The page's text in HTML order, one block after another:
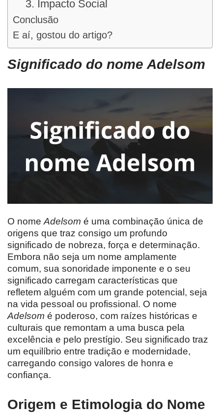
3. Impacto Social
Conclusão
E aí, gostou do artigo?
Significado do nome Adelsom
O nome Adelsom é uma combinação única de
origens que traz consigo um profundo
significado de nobreza, força e determinação.
Embora não seja um nome amplamente
comum, sua sonoridade imponente e o seu
significado carregam características que
refletem alguém com um grande potencial, seja
na vida pessoal ou profissional. O nome
Adelsom é poderoso, com raízes históricas e
culturais que remontam a uma busca pela
excelência e pelo prestígio. Seu significado traz
um equilíbrio entre tradição e modernidade,
carregando consigo valores de honra e
confiança.
Origem e Etimologia do Nome